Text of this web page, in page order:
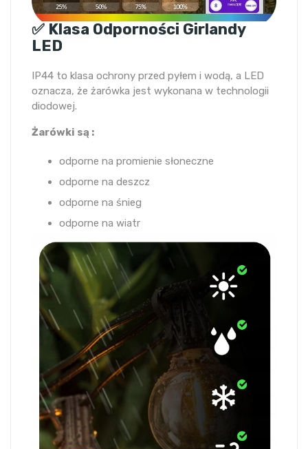
✅ Klasa Odporności Girlandy
LED
IP44 to klasa ochrony przed pyłem i wodą, a LED
oznacza, że żarówka jest wykonana w technologii
diodowej.
Żarówki są :
odporne na promienie słoneczne
odporne na deszcz
odporne na śnieg
odporne na wiatr